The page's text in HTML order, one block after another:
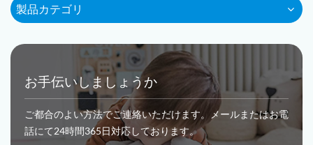
製品カテゴリ
お手伝いしましょうか
ご都合のよい方法でご連絡いただけます。メールまたはお電
話にて24時間365日対応しております。